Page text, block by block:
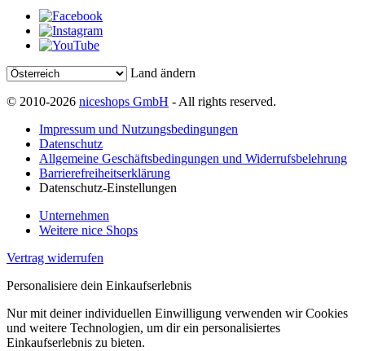
Land ändern
© 2010-2026 niceshops GmbH - All rights reserved.
Impressum und Nutzungsbedingungen
Datenschutz
Allgemeine Geschäftsbedingungen und Widerrufsbelehrung
Barrierefreiheitserklärung
Datenschutz-Einstellungen
Unternehmen
Weitere nice Shops
Vertrag widerrufen
Personalisiere dein Einkaufserlebnis
Nur mit deiner individuellen Einwilligung verwenden wir Cookies
und weitere Technologien, um dir ein personalisiertes
Einkaufserlebnis zu bieten.